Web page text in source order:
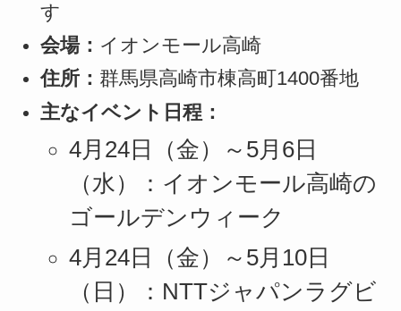
す
会場： イオンモール高崎
住所： 群馬県高崎市棟高町1400番地
主なイベント日程：
4月24日（金）～5月6日
（水）：イオンモール高崎の
ゴールデンウィーク
4月24日（金）～5月10日
（日）：NTTジャパンラグビ